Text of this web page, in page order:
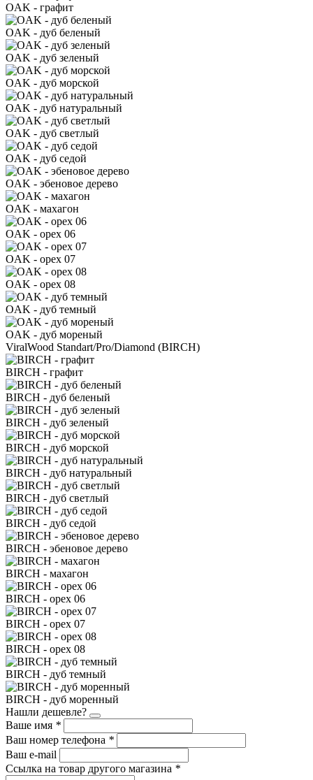
OAK - графит
OAK - дуб беленый
OAK - дуб зеленый
OAK - дуб морской
OAK - дуб натуральный
OAK - дуб светлый
OAK - дуб седой
OAK - эбеновое дерево
OAK - махагон
OAK - орех 06
OAK - орех 07
OAK - орех 08
OAK - дуб темный
OAK - дуб мореный
ViralWood Standart/Pro/Diamond (BIRCH)
BIRCH - графит
BIRCH - дуб беленый
BIRCH - дуб зеленый
BIRCH - дуб морской
BIRCH - дуб натуральный
BIRCH - дуб светлый
BIRCH - дуб седой
BIRCH - эбеновое дерево
BIRCH - махагон
BIRCH - орех 06
BIRCH - орех 07
BIRCH - орех 08
BIRCH - дуб темный
BIRCH - дуб моренный
Нашли дешевле?
Ваше имя *
Ваш номер телефона *
Ваш e-mail
Ссылка на товар другого магазина *